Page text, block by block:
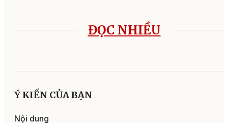
ĐỌC NHIỀU
Ý KIẾN CỦA BẠN
Nội dung